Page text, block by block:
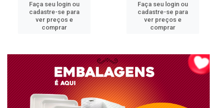
Faça seu login ou
cadastre-se para
ver preços e
comprar
Faça seu login ou
cadastre-se para
ver preços e
comprar